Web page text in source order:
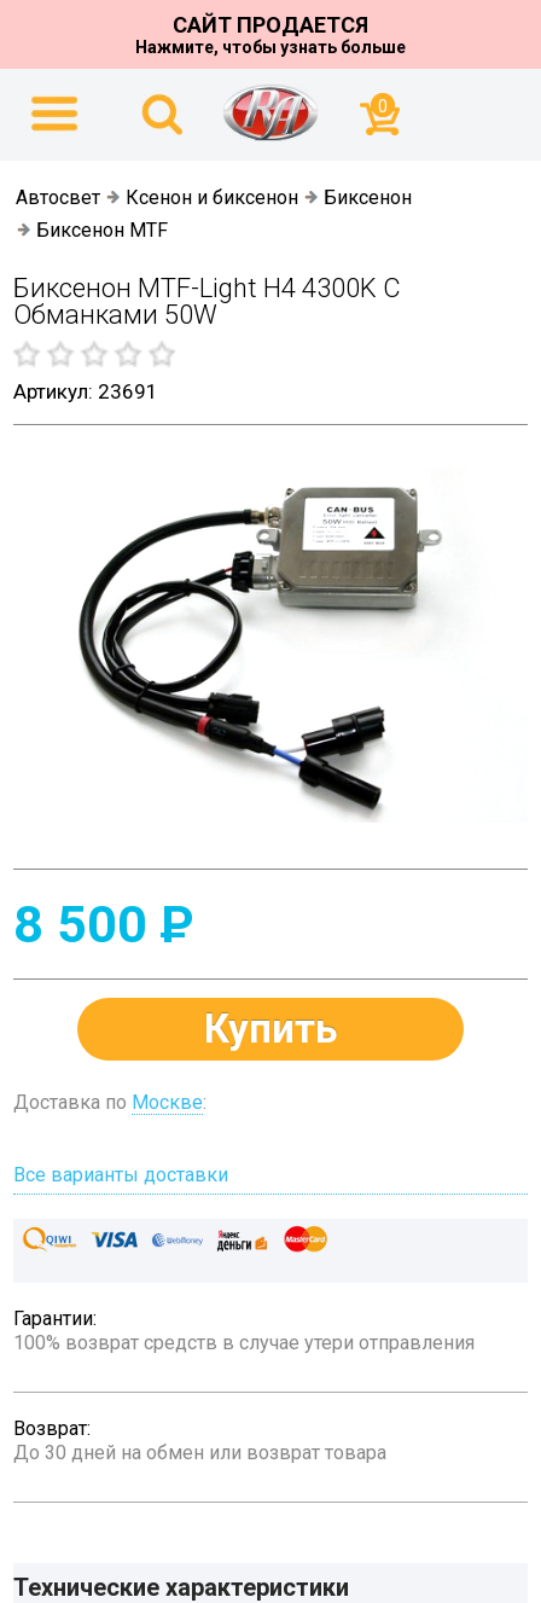
САЙТ ПРОДАЕТСЯ
Нажмите, чтобы узнать больше
0
Автосвет Ксенон и биксенон
Биксенон
Биксенон MTF
Биксенон MTF-Light H4 4300K С
Обманками 50W
Артикул: 23691
8 500 P
Купить
Доставка по Москве:
Все варианты доставки
Гарантии:
100% возврат средств в случае утери отправления
Возврат:
До 30 дней на обмен или возврат товара
Технические характеристики